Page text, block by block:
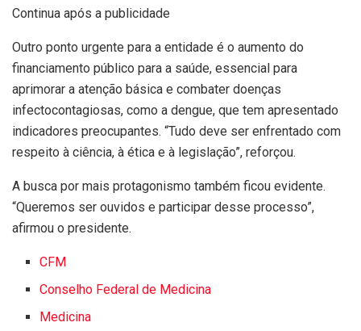
Continua após a publicidade
Outro ponto urgente para a entidade é o aumento do
financiamento público para a saúde, essencial para
aprimorar a atenção básica e combater doenças
infectocontagiosas, como a dengue, que tem apresentado
indicadores preocupantes. “Tudo deve ser enfrentado com
respeito à ciência, à ética e à legislação”, reforçou.
A busca por mais protagonismo também ficou evidente.
“Queremos ser ouvidos e participar desse processo”,
afirmou o presidente.
CFM
Conselho Federal de Medicina
Medicina